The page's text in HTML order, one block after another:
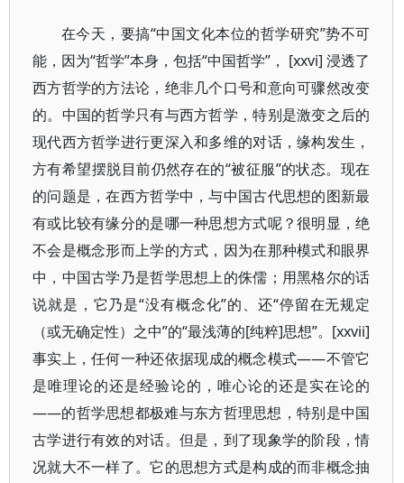
在今天，要搞“中国文化本位的哲学研究”势不可
能，因为“哲学”本身，包括“中国哲学”， [xxvi] 浸透了
西方哲学的方法论，绝非几个口号和意向可骤然改变
的。中国的哲学只有与西方哲学，特别是激变之后的
现代西方哲学进行更深入和多维的对话，缘构发生，
方有希望摆脱目前仍然存在的“被征服”的状态。现在
的问题是，在西方哲学中，与中国古代思想的图新最
有或比较有缘分的是哪一种思想方式呢？很明显，绝
不会是概念形而上学的方式，因为在那种模式和眼界
中，中国古学乃是哲学思想上的侏儒；用黑格尔的话
说就是，它乃是“没有概念化”的、还“停留在无规定
（或无确定性）之中”的“最浅薄的[纯粹]思想”。[xxvii]
事实上，任何一种还依据现成的概念模式——不管它
是唯理论的还是经验论的，唯心论的还是实在论的
——的哲学思想都极难与东方哲理思想，特别是中国
古学进行有效的对话。但是，到了现象学的阶段，情
况就大不一样了。它的思想方式是构成的而非概念抽